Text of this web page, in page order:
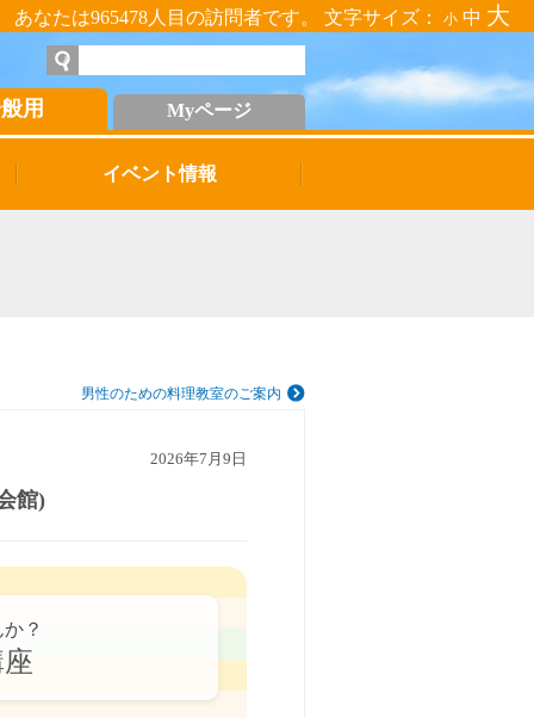
あなたは965478人目の訪問者です。 文字サイズ： 小 中 大
用 Myページ
イベント情報
男性のための料理教室のご案内
2026年7月9日
館)
？